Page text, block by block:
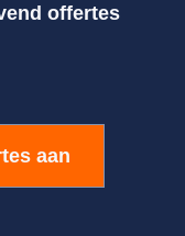
offertes
aan